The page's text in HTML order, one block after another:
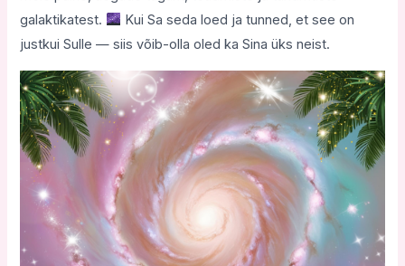
galaktikatest.
Kui Sa seda loed ja tunned, et see on
justkui Sulle — siis võib-olla oled ka Sina üks neist.